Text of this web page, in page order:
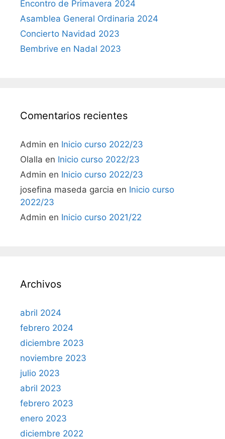
Encontro de Primavera 2024
Asamblea General Ordinaria 2024
Concierto Navidad 2023
Bembrive en Nadal 2023
Comentarios recientes
Admin en Inicio curso 2022/23
Olalla en Inicio curso 2022/23
Admin en Inicio curso 2022/23
josefina maseda garcia en Inicio curso
2022/23
Admin en Inicio curso 2021/22
Archivos
abril 2024
febrero 2024
diciembre 2023
noviembre 2023
julio 2023
abril 2023
febrero 2023
enero 2023
diciembre 2022